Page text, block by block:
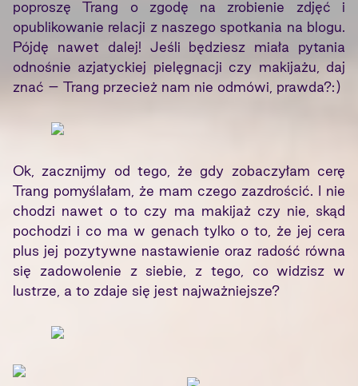
poproszę Trang o zgodę na zrobienie zdjęć i
opublikowanie relacji z naszego spotkania na blogu.
Pójdę nawet dalej! Jeśli będziesz miała pytania
odnośnie azjatyckiej pielęgnacji czy makijażu, daj
znać – Trang przecież nam nie odmówi, prawda?:)
Ok, zacznijmy od tego, że gdy zobaczyłam cerę
Trang pomyślałam, że mam czego zazdrościć. I nie
chodzi nawet o to czy ma makijaż czy nie, skąd
pochodzi i co ma w genach tylko o to, że jej cera
plus jej pozytywne nastawienie oraz radość równa
się zadowolenie z siebie, z tego, co widzisz w
lustrze, a to zdaje się jest najważniejsze?